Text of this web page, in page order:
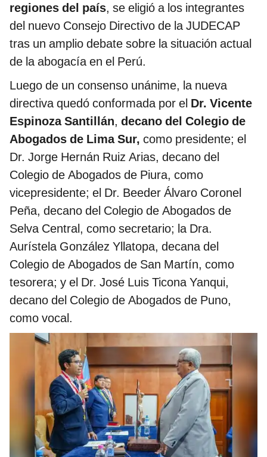
regiones del país, se eligió a los integrantes
del nuevo Consejo Directivo de la JUDECAP
tras un amplio debate sobre la situación actual
de la abogacía en el Perú.
Luego de un consenso unánime, la nueva
directiva quedó conformada por el Dr. Vicente
Espinoza Santillán, decano del Colegio de
Abogados de Lima Sur, como presidente; el
Dr. Jorge Hernán Ruiz Arias, decano del
Colegio de Abogados de Piura, como
vicepresidente; el Dr. Beeder Álvaro Coronel
Peña, decano del Colegio de Abogados de
Selva Central, como secretario; la Dra.
Aurístela González Yllatopa, decana del
Colegio de Abogados de San Martín, como
tesorera; y el Dr. José Luis Ticona Yanqui,
decano del Colegio de Abogados de Puno,
como vocal.